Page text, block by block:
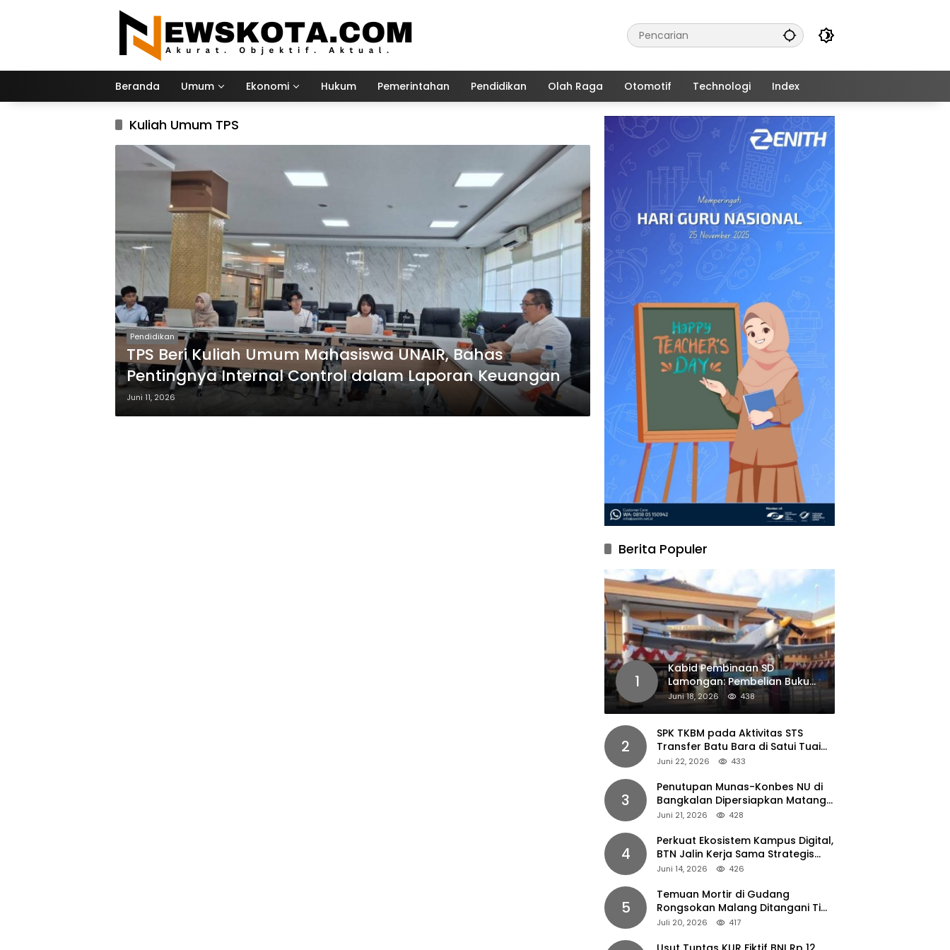
Beranda Umum Ekonomi Hukum Pemerintahan Pendidikan Olah Raga Otomotif Technologi Index
Kuliah Umum TPS
Pendidikan
TPS Beri Kuliah Umum Mahasiswa UNAIR, Bahas
Pentingnya Internal Control dalam Laporan Keuangan
Juni 11, 2026
Berita Populer
1
Kabid Pembinaan SD
Lamongan: Pembelian Buku
Pendamping Tidak Boleh
Dipaksakan
Juni 18, 2026 438
2
SPK TKBM pada Aktivitas STS
Transfer Batu Bara di Satui Tuai
Sorotan
Juni 22, 2026 433
3
Penutupan Munas-Konbes NU di
Bangkalan Dipersiapkan Matang,
Gus Ipul Turun Tangan
Juni 21, 2026 428
4
Perkuat Ekosistem Kampus Digital,
BTN Jalin Kerja Sama Strategis
dengan UNAIR
Juni 14, 2026 426
5
Temuan Mortir di Gudang
Rongsokan Malang Ditangani Tim
Gegana Polda Jatim
Juli 20, 2026 417